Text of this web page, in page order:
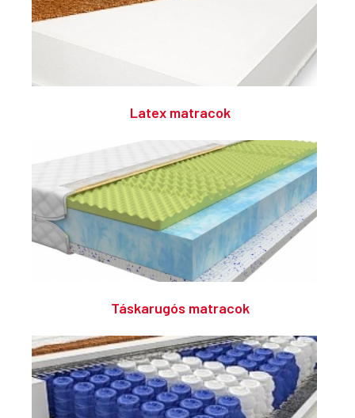
Latex matracok
Táskarugós matracok